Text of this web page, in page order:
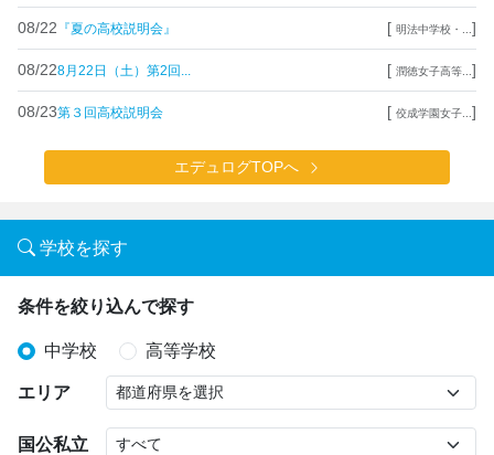
08/22 『夏の高校説明会』 [ 明法中学校・... ]
08/228月22日（土）第2回... [ 潤徳女子高等... ]
08/23第３回高校説明会 [ 佼成学園女子... ]
エデュログTOPへ
学校を探す
条件を絞り込んで探す
中学校 高等学校
エリア
国公私立